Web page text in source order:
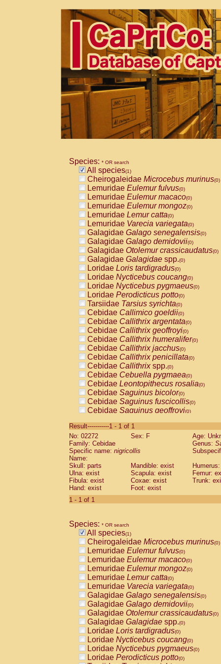
Species: * OR search
All species(1)
Cheirogaleidae Microcebus murinus(0)
Lemuridae Eulemur fulvus(0)
Lemuridae Eulemur macaco(0)
Lemuridae Eulemur mongoz(0)
Lemuridae Lemur catta(0)
Lemuridae Varecia variegata(0)
Galagidae Galago senegalensis(0)
Galagidae Galago demidovii(0)
Galagidae Otolemur crassicaudatus(0)
Galagidae Galagidae spp.(0)
Loridae Loris tardigradus(0)
Loridae Nycticebus coucang(0)
Loridae Nycticebus pygmaeus(0)
Loridae Perodicticus potto(0)
Tarsiidae Tarsius syrichta(0)
Cebidae Callimico goeldii(0)
Cebidae Callithrix argentata(0)
Cebidae Callithrix geoffroyi(0)
Cebidae Callithrix humeralifer(0)
Cebidae Callithrix jacchus(0)
Cebidae Callithrix penicillata(0)
Cebidae Callithrixspp.(0)
Cebidae Cebuella pygmaea(0)
Cebidae Leontopithecus rosalia(0)
Cebidae Saguinus bicolor(0)
Cebidae Saguinus fuscicollis(0)
Cebidae Saguinus geoffroyi(0)
CebidaeSaguinus labiatus(0)
Cebidae Saguinus leucopus (0)
Cebidae
CebidaeSaguinus mystax
Cebidae Saguinus nigricollis (1)
Cebidae Saguinus oedipus
Cebidae Saguinus weddelli
Cebidae Saguinusspp.
Cebidae
CebidaeCebus capucinus
CebidaeCebus nigrivittatus
CebidaeCebus spp.(0)
CebidaeSaimiri boliviensis(0)
CebidaeSaimiri sciureus(0)
AtelidaeAlouatta caraya(0)
AtelidaeAlouatta fusca(0)
AtelidaeAlouatta seniculus(0)
AtelidaeAlouattaspp.(0)
AtelidaeAteles belzebuth(0)
AtelidaeAteles geoffroyi(0)
AtelidaeAteles paniscus(0)
AtelidaeAtelesspp.(0)
AtelidaeLagothrix lagothricha(0)
AtelidaeLagothrix lagothricha cana
PitheciidaeCacajao calvus
Result-----------1 - 1 of 1
No: 02272
Sex: F
Age:
Family: Cebidae
Genus:
Specific name: nigricollis
Name:
Skull: parts
Mandible: exist
Ulna: exist
Scapula: exist
Femur:
Fibula: exist
Coxae: exist
Trunk:
Hand: exist
Foot: exist
1 - 1 of 1
Species: * OR search
All species(1)
Cheirogaleidae Microcebus murinus(0)
Lemuridae Eulemur fulvus(0)
Lemuridae Eulemur macaco(0)
Lemuridae Eulemur mongoz(0)
Lemuridae Lemur catta(0)
Lemuridae Varecia variegata(0)
Galagidae Galago senegalensis(0)
Galagidae Galago demidovii(0)
Galagidae Otolemur crassicaudatus(0)
Galagidae Galagidae spp.(0)
Loridae Loris tardigradus(0)
Loridae Nycticebus coucang(0)
Loridae Nycticebus pygmaeus(0)
Loridae Perodicticus potto(0)